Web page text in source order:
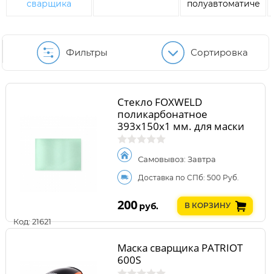
сварщика
Фильтры Сортировка
Код: 21621
Стекло FOXWELD
поликарбонатное
393x150x1 мм. для маски
МЕГА
Самовывоз: Завтра
Доставка по СПб: 500 Руб.
200 руб. В КОРЗИНУ
Маска сварщика PATRIOT
600S